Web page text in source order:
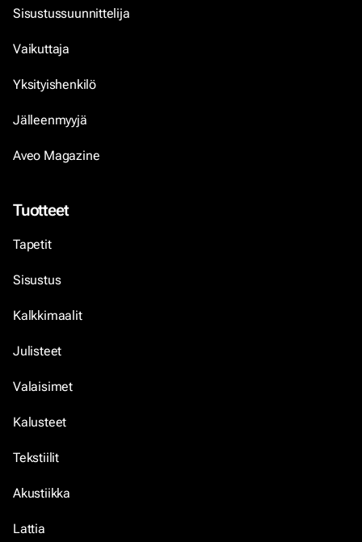
Sisustussuunnittelija
Vaikuttaja
Yksityishenkilö
Jälleenmyyjä
Aveo Magazine
Tuotteet
Tapetit
Sisustus
Kalkkimaalit
Julisteet
Valaisimet
Kalusteet
Tekstiilit
Akustiikka
Lattia